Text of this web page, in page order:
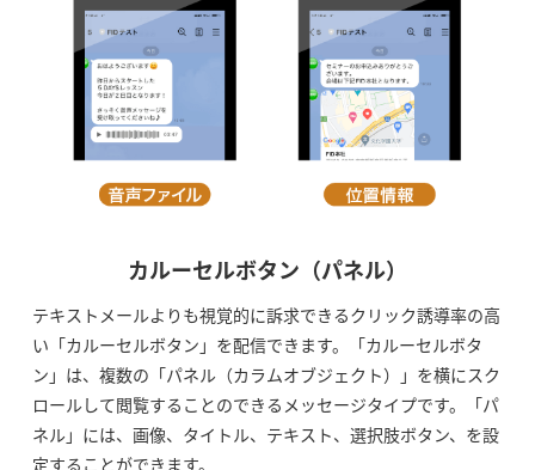
カルーセルボタン（パネル）
テキストメールよりも視覚的に訴求できるクリック誘導率の高
い「カルーセルボタン」を配信できます。「カルーセルボタ
ン」は、複数の「パネル（カラムオブジェクト）」を横にスク
ロールして閲覧することのできるメッセージタイプです。「パ
ネル」には、画像、タイトル、テキスト、選択肢ボタン、を設
定することができます。